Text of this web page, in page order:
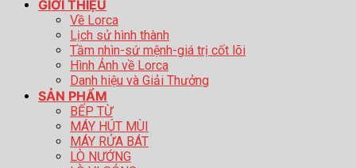
GIỚI THIỆU
Về Lorca
Lịch sử hình thành
Tầm nhìn-sứ mệnh-giá trị cốt lõi
Hình Ảnh về Lorca
Danh hiệu và Giải Thưởng
SẢN PHẨM
BẾP TỪ
MÁY HÚT MÙI
MÁY RỬA BÁT
LÒ NƯỚNG